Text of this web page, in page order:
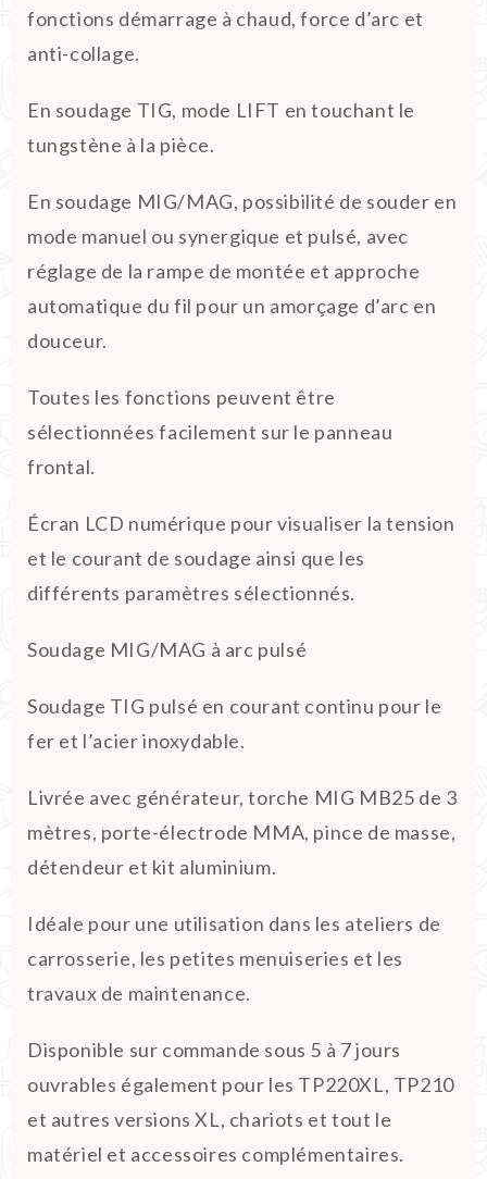
fonctions démarrage à chaud, force d’arc et
anti-collage.
En soudage TIG, mode LIFT en touchant le
tungstène à la pièce.
En soudage MIG/MAG, possibilité de souder en
mode manuel ou synergique et pulsé, avec
réglage de la rampe de montée et approche
automatique du fil pour un amorçage d’arc en
douceur.
Toutes les fonctions peuvent être
sélectionnées facilement sur le panneau
frontal.
Écran LCD numérique pour visualiser la tension
et le courant de soudage ainsi que les
différents paramètres sélectionnés.
Soudage MIG/MAG à arc pulsé
Soudage TIG pulsé en courant continu pour le
fer et l’acier inoxydable.
Livrée avec générateur, torche MIG MB25 de 3
mètres, porte-électrode MMA, pince de masse,
détendeur et kit aluminium.
Idéale pour une utilisation dans les ateliers de
carrosserie, les petites menuiseries et les
travaux de maintenance.
Disponible sur commande sous 5 à 7 jours
ouvrables également pour les TP220XL, TP210
et autres versions XL, chariots et tout le
matériel et accessoires complémentaires.